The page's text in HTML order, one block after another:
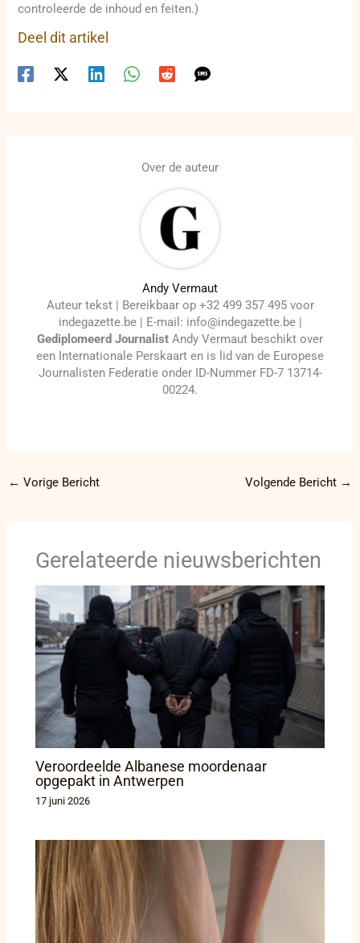
controleerde de inhoud en feiten.)
Deel dit artikel
Over de auteur
Andy Vermaut
Auteur tekst | Bereikbaar op +32 499 357 495 voor
indegazette.be | E-mail: info@indegazette.be |
Gediplomeerd Journalist Andy Vermaut beschikt over
een Internationale Perskaart en is lid van de Europese
Journalisten Federatie onder ID-Nummer FD-7 13714-
00224.
← Vorige Bericht Volgende Bericht →
Gerelateerde nieuwsberichten
Veroordeelde Albanese moordenaar
opgepakt in Antwerpen
17 juni 2026